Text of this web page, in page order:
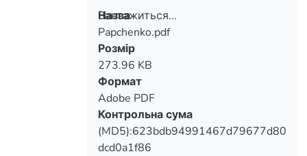
Вантажиться...
Вантажиться...
Назва
Papchenko.pdf
Розмір
273.96 KB
Формат
Adobe PDF
Контрольна сума
(MD5):623bdb94991467d79677d80
dcd0a1f86